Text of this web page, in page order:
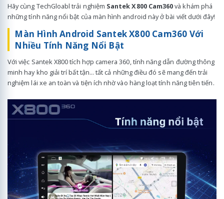
Hãy cùng TechGloabl trải nghiệm Santek X800 Cam360và khám phá
những tính năng nổi bật của màn hình android này ở bài viết dưới đây!
Màn Hình Android Santek X800 Cam360 Với
Nhiều Tính Năng Nổi Bật
Với việc Santek X800 tích hợp camera 360, tính năng dẫn đường thông
minh hay kho giải trí bất tận... tất cả những điều đó sẽ mang đến trải
nghiệm lái xe an toàn và tiện ích nhờ vào hàng loạt tính năng tiên tiến.